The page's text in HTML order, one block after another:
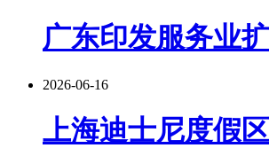
广东印发服务业
2026-06-16
上海迪士尼度假